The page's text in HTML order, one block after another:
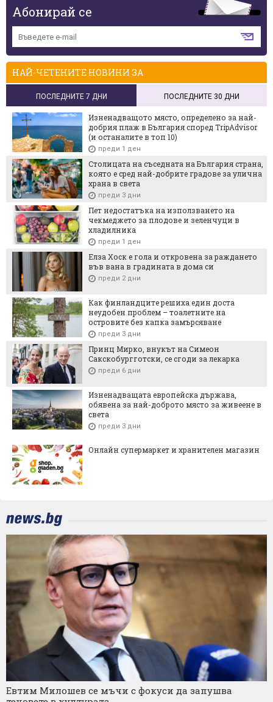
Абонирай се
НАЙ-ЧЕТЕНИТЕ НОВИНИ ЗА
ПОСЛЕДНИТЕ 7 ДНИ ПОСЛЕДНИТЕ 30 ДНИ
Изненадващото място, определено за най-
добрия плаж в България според TripAdvisor
(и останалите в топ 10)
преди 1 ден
Столицата на съседната на България страна,
която е сред най-добрите градове за улична
храна в света
преди 3 дни
Пет недостатъка на използването на
чекмеджето за плодове и зеленчуци в
хладилника
преди 1 ден
Елза Хоск е гола и откровена за раждането
във вана в градината в дома си
преди 2 дни
Как финландците решиха един доста
неудобен проблем – тоалетните на
островите без капка замърсяване
преди 3 дни
Принц Мирко, внукът на Симеон
Сакскобургготски, се сгоди за лекарка
преди 6 дни
Изненадващата европейска държава,
обявена за най-доброто място за живеене в
света
преди 3 дни
Онлайн супермаркет и хранителен магазин
Евтим Милошев се мъчи с фокуси да запушва